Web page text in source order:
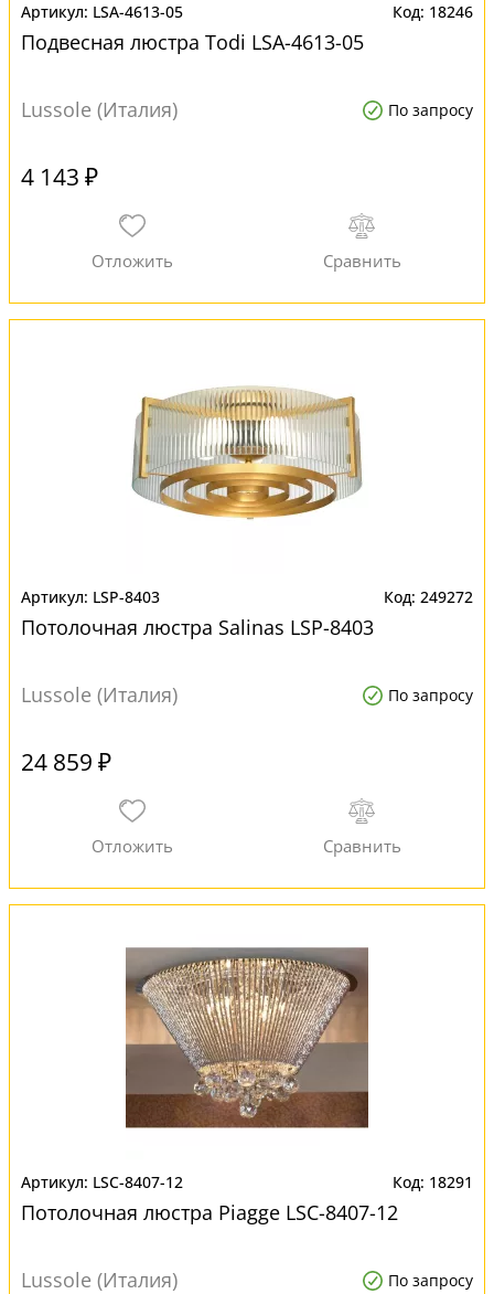
LSA-4613-05 18246
Подвесная люстра Todi LSA-4613-05
Lussole (Италия) По запросу
4 143 ₽
LSP-8403 249272
Потолочная люстра Salinas LSP-8403
Lussole (Италия) По запросу
24 859 ₽
LSC-8407-12 18291
Потолочная люстра Piagge LSC-8407-12
Lussole (Италия) По запросу